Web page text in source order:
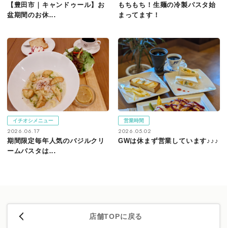
【豊田市｜キャンドゥール】お
盆期間のお休...
もちもち！生麺の冷製パスタ始
まってます！
イチオシメニュー
2026.06.17
期間限定毎年人気のバジルクリ
ームパスタは...
営業時間
2026.05.02
GWは休まず営業しています♪♪♪
店舗TOPに戻る